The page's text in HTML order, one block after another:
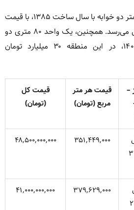
واحد دیگری، به متراژ ۱۱۹ متر دو خوابه با سال ساخت ۱۳۸۵، با قیمت
۳۳ میلیارد تومان به فروش می‌رسد. همچنین، یک واحد ۸۰ متری دو
خوابه با سال ساخت ۱۴۰۰، در این منطقه ۳۰ میلیارد تومان
–
قیمت هر متر
مربع (تومان)
قیمت کل
(تومان)
ساخت ۱۳۹۰ – ۳
۳۵۱,۴۴۹,۰۰۰ ۴۸,۵۰۰,۰۰۰,۰۰۰
ساخت ۱۴۰۴ – ۲
۳۷۹,۶۲۹,۰۰۰ ۴۱,۰۰۰,۰۰۰,۰۰۰